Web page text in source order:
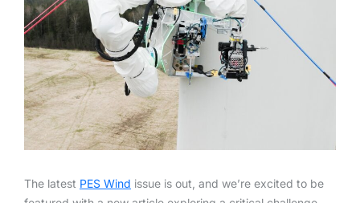
The latest PES Wind issue is out, and we’re excited to be